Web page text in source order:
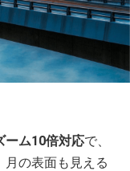
ーム10倍対応で、
の表面も見える